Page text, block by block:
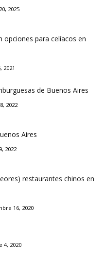
2025
opciones para celíacos en
2021
de Buenos Aires
2022
Aires
2022
restaurantes chinos en
16, 2020
4, 2020